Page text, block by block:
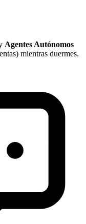
Agentes Autónomos
mientras duermes.